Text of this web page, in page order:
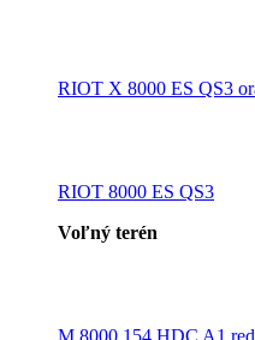
RIOT X 8000 ES QS3
RIOT 8000 ES QS3
Voľný terén
M 8000 154 HDC A1 red